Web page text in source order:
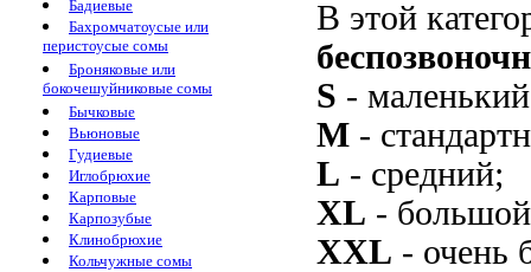
Бадиевые
Бахромчатоусые или
перистоусые сомы
Броняковые или
бокочешуйниковые сомы
Бычковые
Вьюновые
Гудиевые
Иглобрюхие
Карповые
Карпозубые
Клинобрюхие
Кольчужные сомы
В этой
S -
M -
L - средний;
XL -
XXL - очень